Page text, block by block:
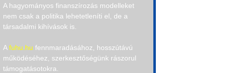
A hagyományos finanszírozás modelleket
nem csak a politika lehetetleníti el, de a
társadalmi kihívások is.
Afuhu.hu fennmaradásához, hosszútávú
működéséhez, szerkesztőségünk rászorul
támogatásotokra.